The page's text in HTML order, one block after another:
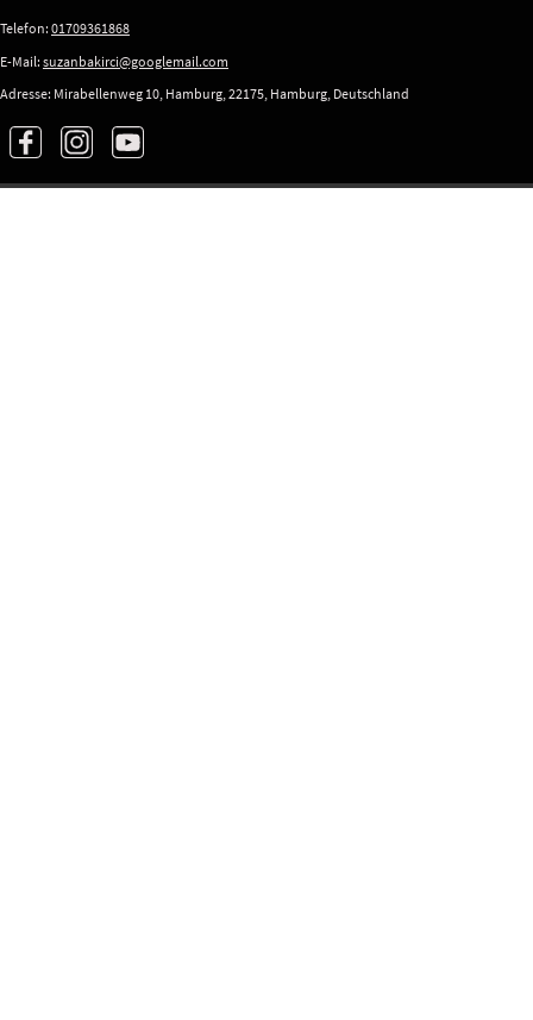
Telefon: 01709361868
E-Mail: suzanbakirci@googlemail.com
Adresse: Mirabellenweg 10, Hamburg, 22175, Hamburg, Deutschland